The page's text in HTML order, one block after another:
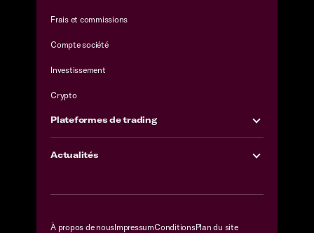
Frais et commissions
Compte société
Investissement
Crypto
Plateformes de trading
Actualités
À propos de nousImpressumConditionsPlan du site